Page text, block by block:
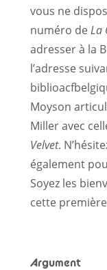
vous ne
numéro de La
adresser à la
l’adresse
Moyson
Miller avec
Velvet.
également
Soyez les
cette première
Argument